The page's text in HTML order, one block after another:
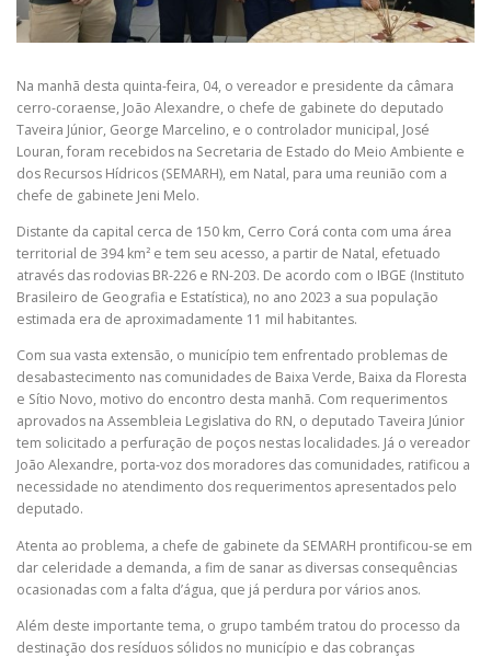
Na manhã desta quinta-feira, 04, o vereador e presidente da câmara
cerro-coraense, João Alexandre, o chefe de gabinete do deputado
Taveira Júnior, George Marcelino, e o controlador municipal, José
Louran, foram recebidos na Secretaria de Estado do Meio Ambiente e
dos Recursos Hídricos (SEMARH), em Natal, para uma reunião com a
chefe de gabinete Jeni Melo.
Distante da capital cerca de 150 km, Cerro Corá conta com uma área
territorial de 394 km² e tem seu acesso, a partir de Natal, efetuado
através das rodovias BR-226 e RN-203. De acordo com o IBGE (Instituto
Brasileiro de Geografia e Estatística), no ano 2023 a sua população
estimada era de aproximadamente 11 mil habitantes.
Com sua vasta extensão, o município tem enfrentado problemas de
desabastecimento nas comunidades de Baixa Verde, Baixa da Floresta
e Sítio Novo, motivo do encontro desta manhã. Com requerimentos
aprovados na Assembleia Legislativa do RN, o deputado Taveira Júnior
tem solicitado a perfuração de poços nestas localidades. Já o vereador
João Alexandre, porta-voz dos moradores das comunidades, ratificou a
necessidade no atendimento dos requerimentos apresentados pelo
deputado.
Atenta ao problema, a chefe de gabinete da SEMARH prontificou-se em
dar celeridade a demanda, a fim de sanar as diversas consequências
ocasionadas com a falta d’água, que já perdura por vários anos.
Além deste importante tema, o grupo também tratou do processo da
destinação dos resíduos sólidos no município e das cobranças